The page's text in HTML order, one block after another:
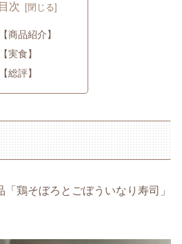
目次
【商品紹介】
【実食】
【総評】
鶏そぼろとごぼういなり寿司」